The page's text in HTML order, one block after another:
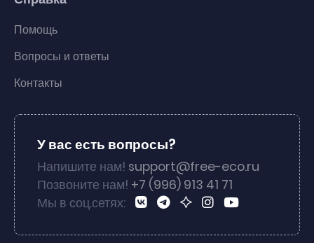
Помощь
Вопросы и ответы
Контакты
У вас есть вопросы?
Напишите нам! support@free-eco.ru
Позвоните нам! +7 (996) 913 41 71
Мы в соц.сетях: